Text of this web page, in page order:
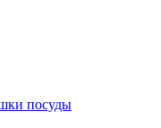
посуды